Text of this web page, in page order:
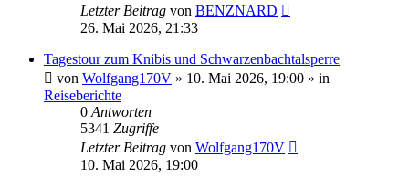
Letzter Beitrag von BENZNARD
26. Mai 2026, 21:33
Tagestour zum Knibis und Schwarzenbachtalsperre
von Wolfgang170V » 10. Mai 2026, 19:00 » in
Reiseberichte
0 Antworten
5341 Zugriffe
Letzter Beitrag von Wolfgang170V
10. Mai 2026, 19:00